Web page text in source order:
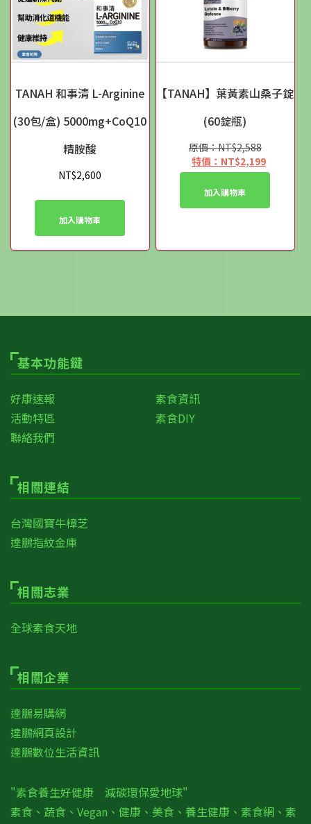
TANAH 和事清 L-Arginine
(30包/盒) 5000mg+CoQ10
精胺酸
NT$2,600
加入購物車
【TANAH】葉黃素山桑子錠
(60錠瓶)
NT$2,588
原
始
價
NT$2,199
目
前
加入購物車
基本功能鍵
好康速報
素食資訊
活動特區
素食DIY
聯絡我們
相關連結
台灣國寶牛樟芝
達鵬指紋金庫
相關志業
全球素食天地
相關企業
達鵬易購網
達鵬網頁設計
達鵬數位生活資訊
"素食養生好健康 減碳環保愛地球"
素食、蔬食、Vegan、健康、美食、養生健康、素食網、素